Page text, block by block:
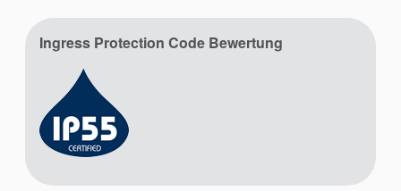
Ingress Protection Code Bewertung